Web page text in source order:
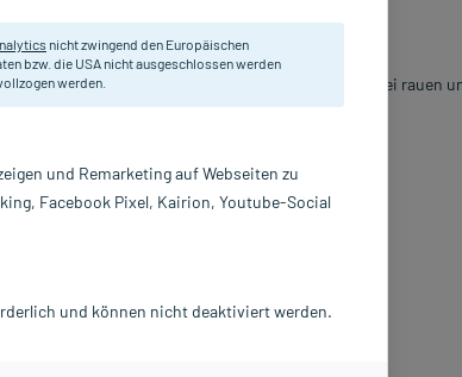
cosmetics
mit kaltgepresstem Olivenöl und Jojobaöl bei rauen
100 ml
01373358
nicht zwingend den Europäischen
bzw. die USA nicht ausgeschlossen werden
werden.
und Remarketing auf Webseiten zu
Facebook Pixel, Kairion, Youtube-Social
und können nicht deaktiviert werden.